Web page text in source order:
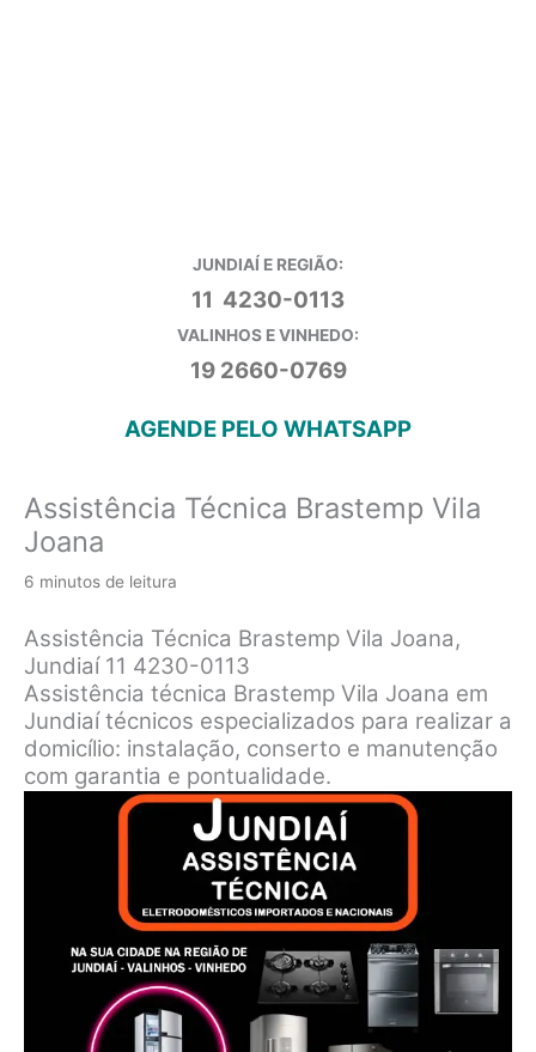
JUNDIAÍ E REGIÃO:
11 4230-0113
VALINHOS E VINHEDO:
19 2660-0769
AGENDE PELO WHATSAPP
Assistência Técnica Brastemp Vila
Joana
6 minutos de leitura
Assistência Técnica Brastemp Vila Joana,
Jundiaí 11 4230-0113
Assistência técnica Brastemp Vila Joana em
Jundiaí técnicos especializados para realizar a
domicílio: instalação, conserto e manutenção
com garantia e pontualidade.